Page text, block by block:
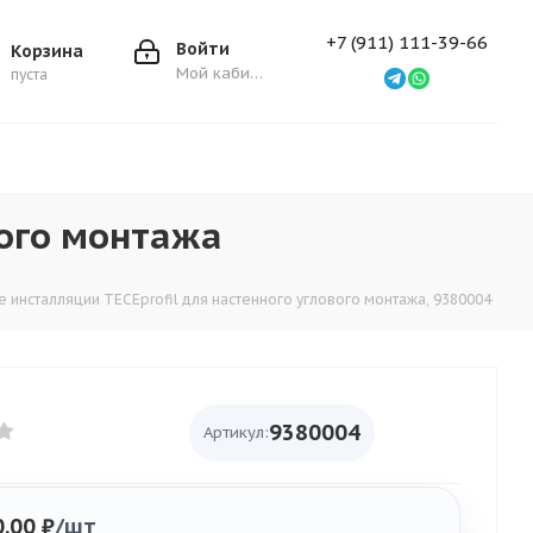
Корзина
пуста
Войти
Мой кабинет
+7 (911) 111-39-66
монтажа
инсталляции TECEprofil для настенного углового монтажа, 9380004
Артикул:9380004
₽/шт